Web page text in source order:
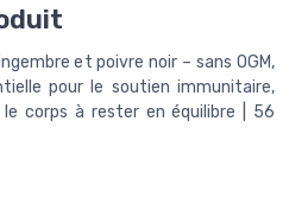
et poivre noir – sans OGM,
pour le soutien immunitaire,
corps à rester en équilibre | 56